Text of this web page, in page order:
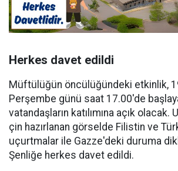
Herkes davet edildi
Müftülüğün öncülüğündeki etkinlik,
Perşembe günü saat 17.00'de
vatandaşların katılımına açık
çin hazırlanan görselde Filistin ve
uçurtmalar ile Gazze'deki duruma
Şenliğe herkes davet edildi.